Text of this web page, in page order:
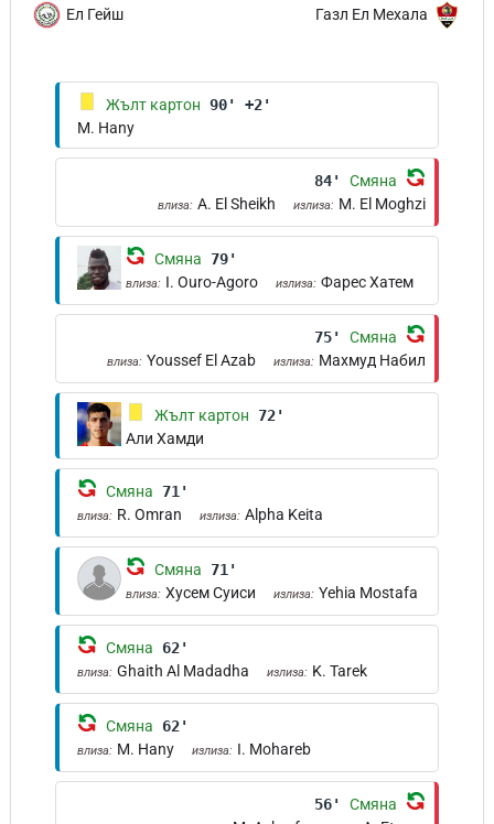
Ел Гейш Газл Ел Мехала
Жълт картон 90' +2'
M. Hany
84' Смяна
влиза: A. El Sheikh излиза: M. El Moghzi
Смяна 79'
влиза: I. Ouro-Agoro излиза: Фарес Хатем
75' Смяна
влиза: Youssef El Azab излиза: Махмуд Набил
Жълт картон
72'
Али Хамди
Смяна 71'
влиза: R. Omran излиза: Alpha Keita
Смяна 71'
влиза: Хусем Суиси излиза: Yehia Mostafa
Смяна 62'
влиза: Ghaith Al Madadha излиза: K. Tarek
Смяна 62'
влиза: M. Hany излиза: I. Mohareb
56' Смяна